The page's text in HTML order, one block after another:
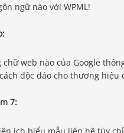
ngữ nào với WPML!
web nào của Google
độc đáo cho thương hiệu
7: